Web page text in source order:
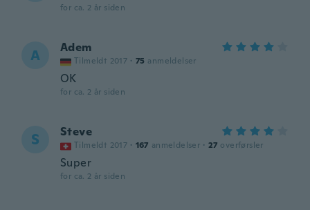
for ca. 2 år siden
A Adem
Tilmeldt 2017 · 75 anmeldelser
OK
for ca. 2 år siden
S Steve
Tilmeldt 2017 · 167 anmeldelser · 27 overførsler
Super
for ca. 2 år siden